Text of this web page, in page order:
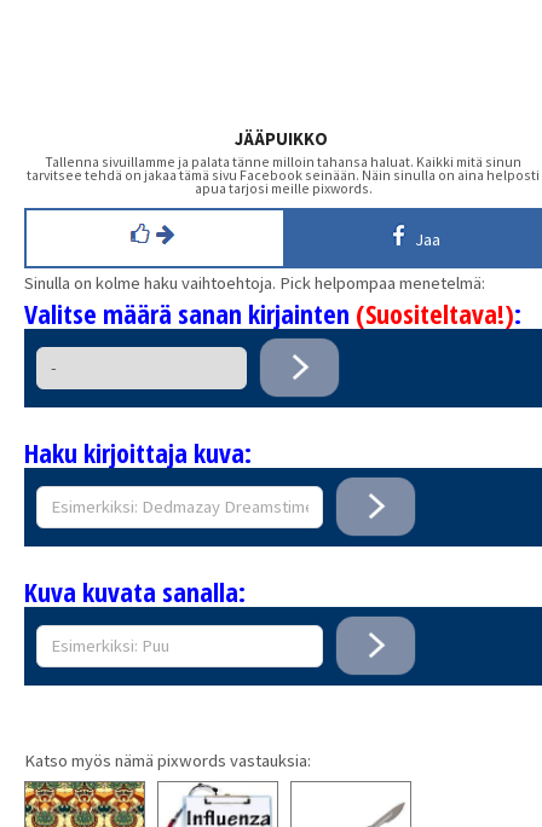
JÄÄPUIKKO
Tallenna sivuillamme ja palata tänne milloin tahansa haluat. Kaikki mitä sinun
tarvitsee tehdä on jakaa tämä sivu Facebook seinään. Näin sinulla on aina helposti
apua tarjosi meille pixwords.
Jaa
Sinulla on kolme haku vaihtoehtoja. Pick helpompaa menetelmä:
Valitse määrä sanan kirjainten (Suositeltava!):
Haku kirjoittaja kuva:
Kuva kuvata sanalla:
Katso myös nämä pixwords vastauksia: